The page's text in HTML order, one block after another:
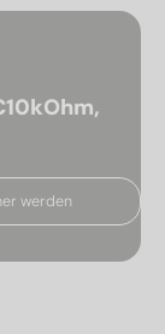
werden